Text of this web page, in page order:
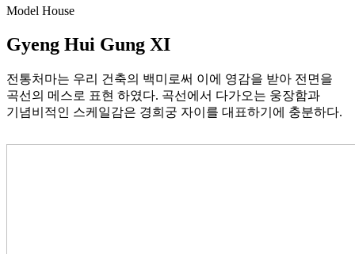
Model House
Gyeng Hui Gung XI
전통처마는 우리 건축의 백미로써 이에 영감을 받아 전면을
곡선의 메스로 표현 하였다. 곡선에서 다가오는 웅장함과
기념비적인 스케일감은 경희궁 자이를 대표하기에 충분하다.